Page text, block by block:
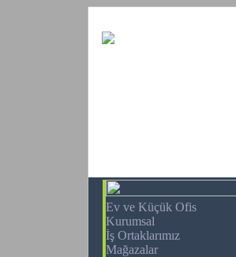
Ev ve Küçük Ofis
Kurumsal
İş Ortaklarımız
Mağazalar